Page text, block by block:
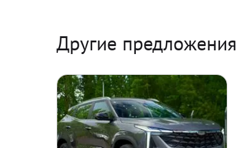
Другие предложения